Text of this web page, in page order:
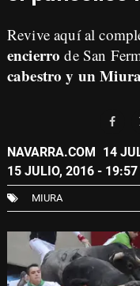
Revive aquí al
encierro de San
cabestro y un Miura
NAVARRA.COM 14
15 JULIO, 2016 - 19:57
MIURA